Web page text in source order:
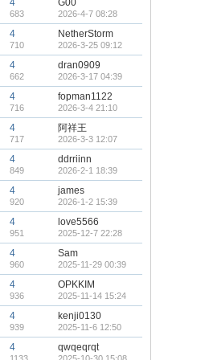
4
683
G00
2026-4-7 08:28
4
710
NetherStorm
2026-3-25 09:12
4
662
dran0909
2026-3-17 04:39
4
716
fopman1122
2026-3-4 21:10
4
717
阿祥王
2026-3-3 12:07
4
849
ddrriinn
2026-2-1 18:39
4
920
james
2026-1-2 15:39
4
951
love5566
2025-12-7 22:28
4
960
Sam
2025-11-29 00:39
4
936
OPKKIM
2025-11-14 15:24
4
939
kenji0130
2025-11-6 12:50
4 qwqeqrqt